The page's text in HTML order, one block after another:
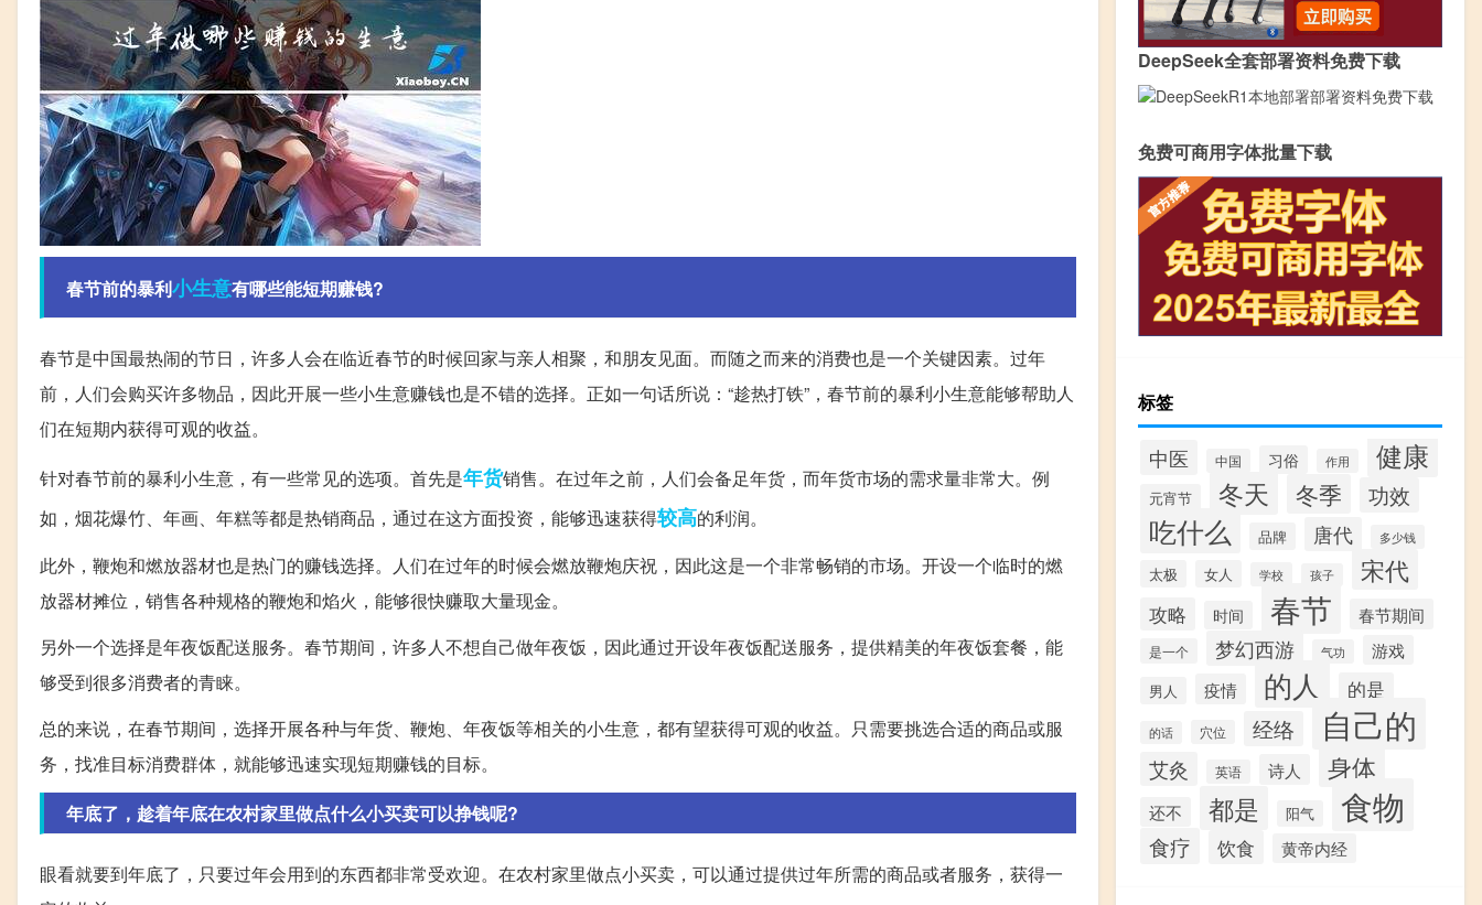
春节前的暴利小生意有哪些能短期赚钱?
春节是中国最热闹的节日，许多人会在临近春节的时候回家与亲人相聚，和朋友见面。而随之而来的消费也是一个关键因素。过年
前，人们会购买许多物品，因此开展一些小生意赚钱也是不错的选择。正如一句话所说：“趁热打铁”，春节前的暴利小生意能够帮助人
们在短期内获得可观的收益。
针对春节前的暴利小生意，有一些常见的选项。首先是年货销售。在过年之前，人们会备足年货，而年货市场的需求量非常大。例
如，烟花爆竹、年画、年糕等都是热销商品，通过在这方面投资，能够迅速获得较高的利润。
此外，鞭炮和燃放器材也是热门的赚钱选择。人们在过年的时候会燃放鞭炮庆祝，因此这是一个非常畅销的市场。开设一个临时的燃
放器材摊位，销售各种规格的鞭炮和焰火，能够很快赚取大量现金。
另外一个选择是年夜饭配送服务。春节期间，许多人不想自己做年夜饭，因此通过开设年夜饭配送服务，提供精美的年夜饭套餐，能
够受到很多消费者的青睐。
总的来说，在春节期间，选择开展各种与年货、鞭炮、年夜饭等相关的小生意，都有望获得可观的收益。只需要挑选合适的商品或服
务，找准目标消费群体，就能够迅速实现短期赚钱的目标。
年底了，趁着年底在农村家里做点什么小买卖可以挣钱呢?
眼看就要到年底了，只要过年会用到的东西都非常受欢迎。在农村家里做点小买卖，可以通过提供过年所需的商品或者服务，获得一
DeepSeek全套部署资料免费下载
免费可商用字体批量下载
标签
中医 中国 习俗 作用 健康
元宵节 冬天 冬季 功效
吃什么 品牌 唐代 多少钱
太极 女人 学校 孩子 宋代
攻略 时间 春节 春节期间
是一个 梦幻西游 气功 游戏
男人 疫情 的人 的是
的话 穴位 经络 自己的
艾灸 英语 诗人 身体
还不 都是 阳气 食物
食疗 饮食 黄帝内经